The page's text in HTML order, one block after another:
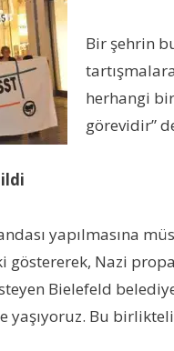
Bir şehrin
herhangi
görevidir”
yapılmasına
Nazi
Bielefeld
Bu